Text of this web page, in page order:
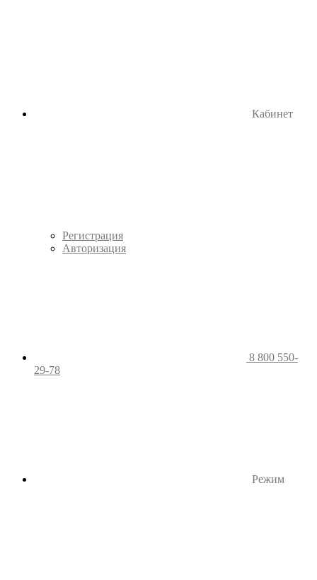
Кабинет
Регистрация
Авторизация
8 800 550-
29-78
Режим